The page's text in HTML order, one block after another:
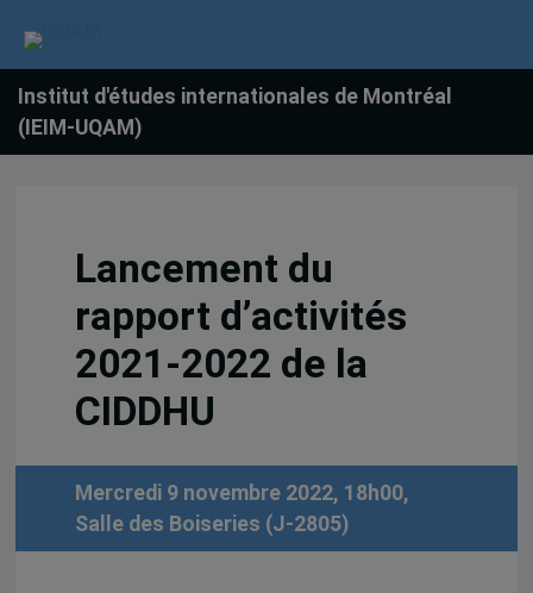
Institut d'études internationales de Montréal
(IEIM-UQAM)
Lancement du
rapport d’activités
2021-2022 de la
CIDDHU
Mercredi 9 novembre 2022, 18h00,
Salle des Boiseries (J-2805)